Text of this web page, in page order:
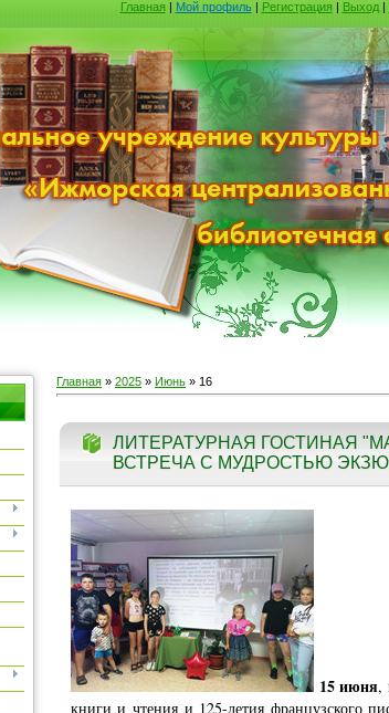
Главная| Мой профиль| Регистрация| Выход|
Главная » 2025 » Июнь » 16
ЛИТЕРАТУРНАЯ ГОСТИНАЯ
ВСТРЕЧА С МУДРОСТЬЮ
15 июня,
книги и чтения и 125-летия французского